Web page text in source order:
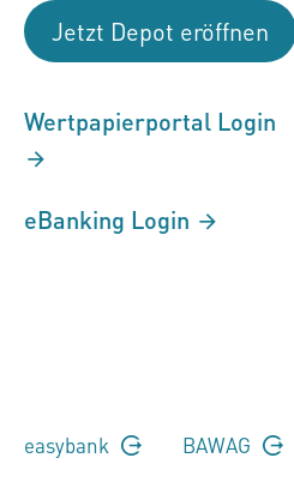
Jetzt Depot eröffnen
Wertpapierportal Login
eBanking Login
easybank BAWAG